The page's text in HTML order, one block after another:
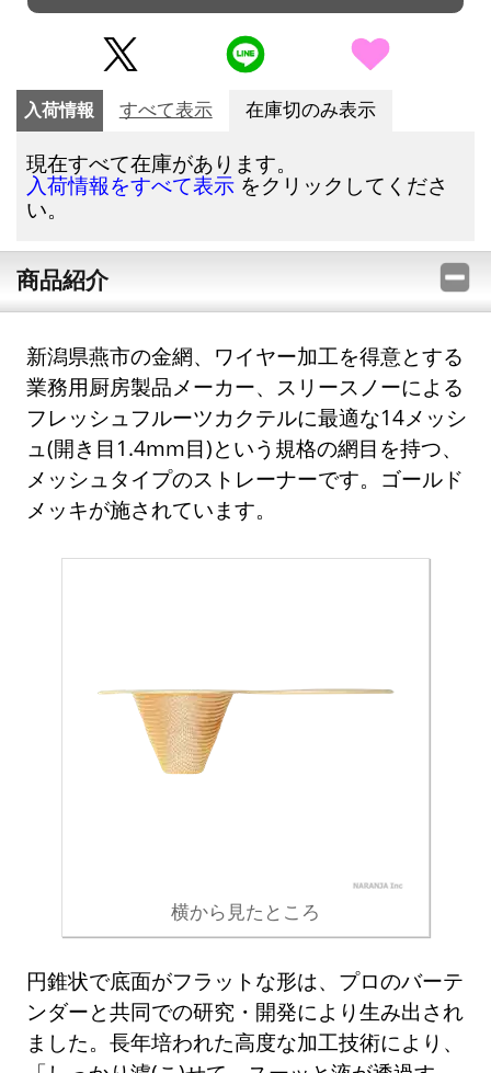
入荷情報 すべて表示 在庫切のみ表示
現在すべて在庫があります。
入荷情報をすべて表示 をクリックしてくださ
い。
商品紹介
新潟県燕市の金網、ワイヤー加工を得意とする
業務用厨房製品メーカー、スリースノーによる
フレッシュフルーツカクテルに最適な14メッシ
ュ(開き目1.4mm目)という規格の網目を持つ、
メッシュタイプのストレーナーです。ゴールド
メッキが施されています。
横から見たところ
円錐状で底面がフラットな形は、プロのバーテ
ンダーと共同での研究・開発により生み出され
ました。長年培われた高度な加工技術により、